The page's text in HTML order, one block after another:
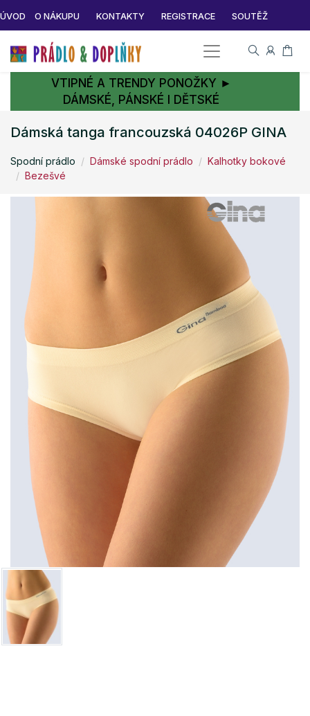
ÚVOD O NÁKUPU KONTAKTY REGISTRACE SOUTĚŽ
VTIPNÉ A TRENDY PONOŽKY ►
DÁMSKÉ, PÁNSKÉ I DĚTSKÉ
Dámská tanga francouzská 04026P GINA
Spodní prádlo Dámské spodní prádlo
Kalhotky bokové
Bezešvé